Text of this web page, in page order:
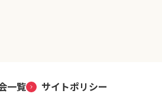
一覧 サイトポリシー